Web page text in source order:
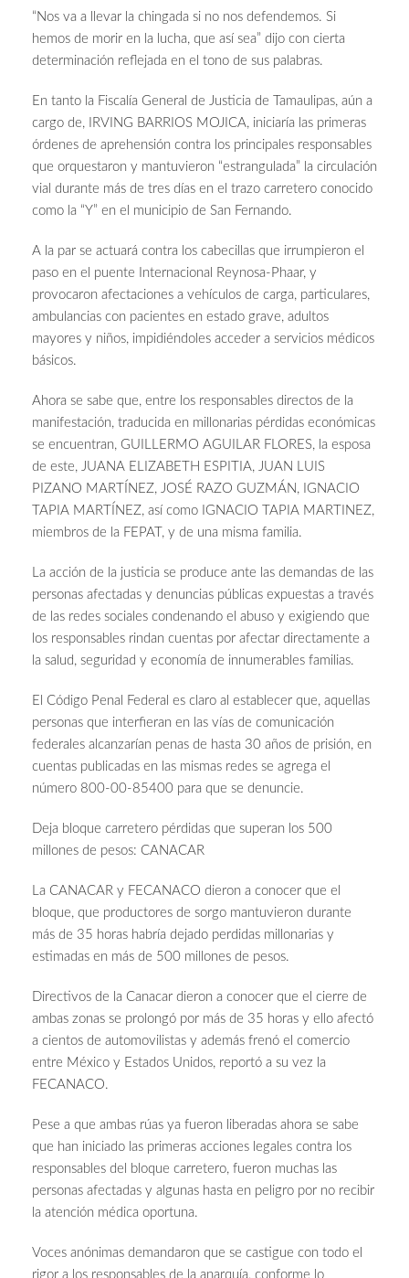
“Nos va a llevar la chingada si no nos defendemos. Si
hemos de morir en la lucha, que así sea” dijo con cierta
determinación reflejada en el tono de sus palabras.
En tanto la Fiscalía General de Justicia de Tamaulipas, aún a
cargo de, IRVING BARRIOS MOJICA, iniciaría las primeras
órdenes de aprehensión contra los principales responsables
que orquestaron y mantuvieron “estrangulada” la circulación
vial durante más de tres días en el trazo carretero conocido
como la “Y” en el municipio de San Fernando.
A la par se actuará contra los cabecillas que irrumpieron el
paso en el puente Internacional Reynosa-Phaar, y
provocaron afectaciones a vehículos de carga, particulares,
ambulancias con pacientes en estado grave, adultos
mayores y niños, impidiéndoles acceder a servicios médicos
básicos.
Ahora se sabe que, entre los responsables directos de la
manifestación, traducida en millonarias pérdidas económicas
se encuentran, GUILLERMO AGUILAR FLORES, la esposa
de este, JUANA ELIZABETH ESPITIA, JUAN LUIS
PIZANO MARTÍNEZ, JOSÉ RAZO GUZMÁN, IGNACIO
TAPIA MARTÍNEZ, así como IGNACIO TAPIA MARTINEZ,
miembros de la FEPAT, y de una misma familia.
La acción de la justicia se produce ante las demandas de las
personas afectadas y denuncias públicas expuestas a través
de las redes sociales condenando el abuso y exigiendo que
los responsables rindan cuentas por afectar directamente a
la salud, seguridad y economía de innumerables familias.
El Código Penal Federal es claro al establecer que, aquellas
personas que interfieran en las vías de comunicación
federales alcanzarían penas de hasta 30 años de prisión, en
cuentas publicadas en las mismas redes se agrega el
número 800-00-85400 para que se denuncie.
Deja bloque carretero pérdidas que superan los 500
millones de pesos: CANACAR
La CANACAR y FECANACO dieron a conocer que el
bloque, que productores de sorgo mantuvieron durante
más de 35 horas habría dejado perdidas millonarias y
estimadas en más de 500 millones de pesos.
Directivos de la Canacar dieron a conocer que el cierre de
ambas zonas se prolongó por más de 35 horas y ello afectó
a cientos de automovilistas y además frenó el comercio
entre México y Estados Unidos, reportó a su vez la
FECANACO.
Pese a que ambas rúas ya fueron liberadas ahora se sabe
que han iniciado las primeras acciones legales contra los
responsables del bloque carretero, fueron muchas las
personas afectadas y algunas hasta en peligro por no recibir
la atención médica oportuna.
Voces anónimas demandaron que se castigue con todo el
rigor a los responsables de la anarquía, conforme lo